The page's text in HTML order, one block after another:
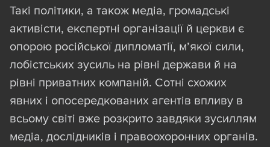
Такі політики, а також медіа, громадські
активісти, експертні організації й церкви є
опорою російської дипломатії, м’якої сили,
лобістських зусиль на рівні держави й на
рівні приватних компаній. Сотні схожих
явних і опосередкованих агентів впливу в
всьому світі вже розкрито завдяки зусиллям
медіа, дослідників і правоохоронних органів.